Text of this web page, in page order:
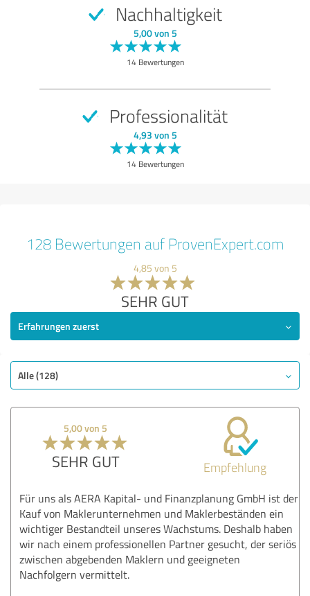
Nachhaltigkeit
5,00 von 5
14 Bewertungen
Professionalität
4,93 von 5
14 Bewertungen
128 Bewertungen auf ProvenExpert.com
4,85 von 5
SEHR GUT
Erfahrungen zuerst
Alle (128)
5,00 von 5
SEHR GUT Empfehlung
Für uns als AERA Kapital- und Finanzplanung GmbH ist der
Kauf von Maklerunternehmen und Maklerbeständen ein
wichtiger Bestandteil unseres Wachstums. Deshalb haben
wir nach einem professionellen Partner gesucht, der seriös
zwischen abgebenden Maklern und geeigneten
Nachfolgern vermittelt.